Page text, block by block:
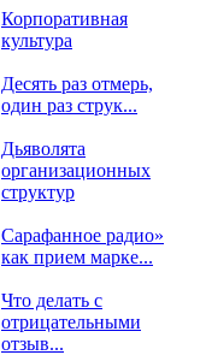
Корпоративная
культура
Десять раз отмерь,
один раз струк...
Дьяволята
организационных
структур
Сарафанное радио»
как прием марке...
Что делать с
отрицательными
отзыв...